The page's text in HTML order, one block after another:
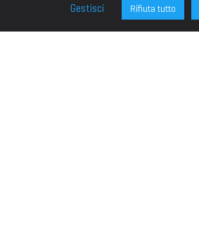
Gestisci
Rifiuta tutto